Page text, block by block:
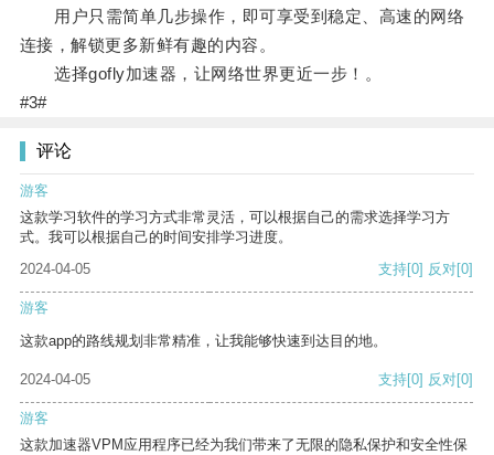
用户只需简单几步操作，即可享受到稳定、高速的网络
连接，解锁更多新鲜有趣的内容。
选择gofly加速器，让网络世界更近一步！。
#3#
评论
游客
这款学习软件的学习方式非常灵活，可以根据自己的需求选择学习方
式。我可以根据自己的时间安排学习进度。
2024-04-05
支持[0] 反对[0]
游客
这款app的路线规划非常精准，让我能够快速到达目的地。
2024-04-05 支持[0] 反对[0]
游客
这款加速器VPM应用程序已经为我们带来了无限的隐私保护和安全性保